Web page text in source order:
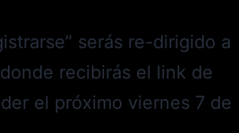
serás re-dirigido a
recibirás el link de
el próximo viernes 7 de